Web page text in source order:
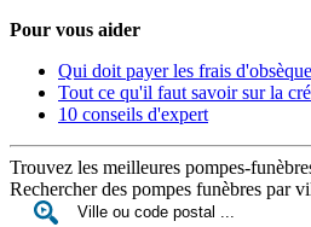
Pour vous aider
Qui doit payer les frais
Tout ce qu'il faut savoir sur la
10 conseils d'expert
Trouvez les meilleures pompes-
Rechercher des pompes funèbres par